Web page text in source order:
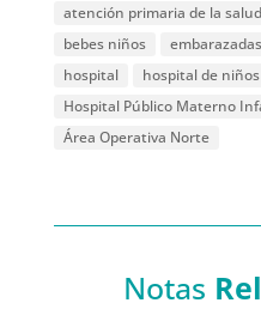
atención primaria de la salud
bebes niños
embarazadas
hospital
hospital de niños
Hospital Público Materno
Área Operativa Norte
Notas